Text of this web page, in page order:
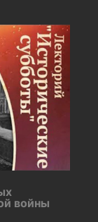
войны